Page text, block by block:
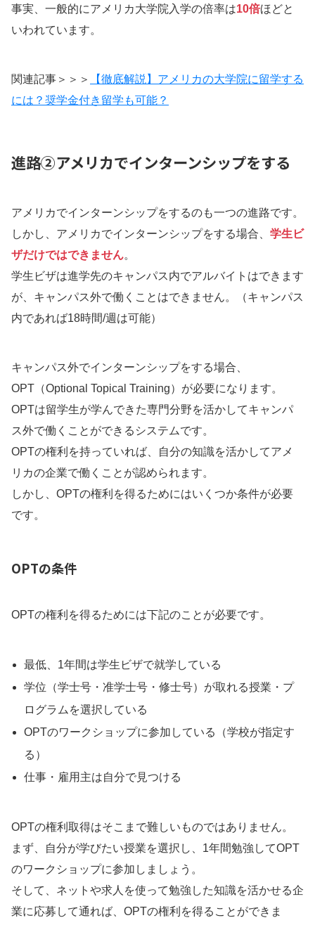
事実、一般的にアメリカ大学院入学の倍率は10倍ほどと
いわれています。
関連記事＞＞＞
【徹底解説】アメリカの大学院に留学する
には？奨学金付き留学も可能？
進路②アメリカでインターンシップをする
アメリカでインターンシップをするのも一つの進路です。
しかし、アメリカでインターンシップをする場合、 学生ビ
ザだけではできません。
学生ビザは進学先のキャンパス内でアルバイトはできます
が、キャンパス外で働くことはできません。（キャンパス
内であれば18時間/週は可能）
キャンパス外でインターンシップをする場合、
OPT（Optional Topical Training）が必要になります。
OPTは留学生が学んできた専門分野を活かしてキャンパ
ス外で働くことができるシステムです。
OPTの権利を持っていれば、自分の知識を活かしてアメ
リカの企業で働くことが認められます。
しかし、OPTの権利を得るためにはいくつか条件が必要
です。
OPTの条件
OPTの権利を得るためには下記のことが必要です。
最低、1年間は学生ビザで就学している
学位（学士号・准学士号・修士号）が取れる授業・プ
ログラムを選択している
OPTのワークショップに参加している（学校が指定す
る）
仕事・雇用主は自分で見つける
OPTの権利取得はそこまで難しいものではありません。
まず、自分が学びたい授業を選択し、1年間勉強してOPT
のワークショップに参加しましょう。
そして、ネットや求人を使って勉強した知識を活かせる企
業に応募して通れば、OPTの権利を得ることができま